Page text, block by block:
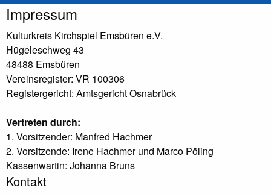
Impressum
Kulturkreis Kirchspiel Emsbüren e.V.
Hügeleschweg 43
48488 Emsbüren
Vereinsregister: VR 100306
Registergericht: Amtsgericht Osnabrück
Vertreten durch:
1. Vorsitzender: Manfred Hachmer
2. Vorsitzende: Irene Hachmer und Marco Pöling
Kassenwartin: Johanna Bruns
Kontakt